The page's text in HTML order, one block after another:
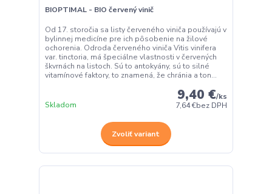
BIOPTIMAL - BIO červený vinič
Od 17. storočia sa listy červeného viniča používajú v
bylinnej medicíne pre ich pôsobenie na žilové
ochorenia. Odroda červeného viniča Vitis vinifera
var. tinctoria, má špeciálne vlastnosti v červených
škvrnách na listoch. Sú to antokyány, sú to silné
vitamínové faktory, to znamená, že chránia a ton...
9,40 €/ks
7,64 €bez DPH
Skladom
Zvoliť variant